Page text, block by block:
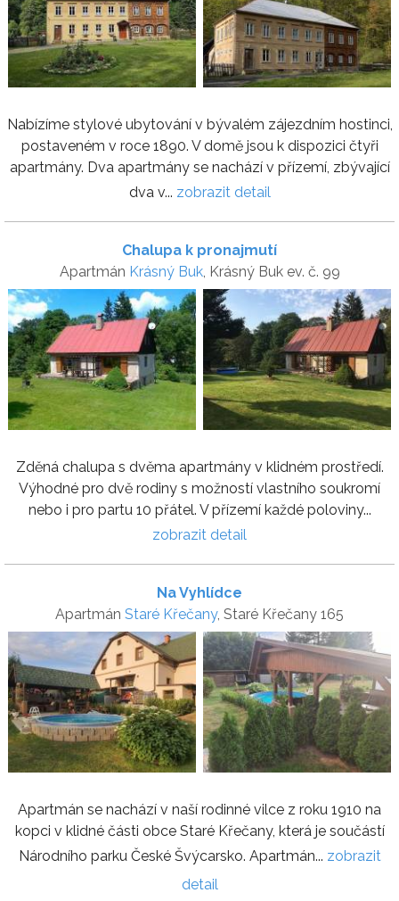
Nabízíme stylové ubytování v bývalém zájezdním hostinci,
postaveném v roce 1890. V domě jsou k dispozici čtyři
apartmány. Dva apartmány se nachází v přízemí, zbývající
dva v... zobrazit detail
Chalupa k pronajmutí
Apartmán Krásný Buk, Krásný Buk ev. č. 99
Zděná chalupa s dvěma apartmány v klidném prostředí.
Výhodné pro dvě rodiny s možností vlastního soukromí
nebo i pro partu 10 přátel. V přízemí každé poloviny...
zobrazit detail
Na Vyhlídce
Apartmán Staré Křečany, Staré Křečany 165
Apartmán se nachází v naší rodinné vilce z roku 1910 na
kopci v klidné části obce Staré Křečany, která je součástí
Národního parku České Švýcarsko. Apartmán... zobrazit
detail